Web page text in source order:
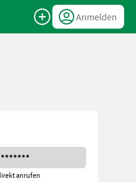
Anmelden
*******
anrufen